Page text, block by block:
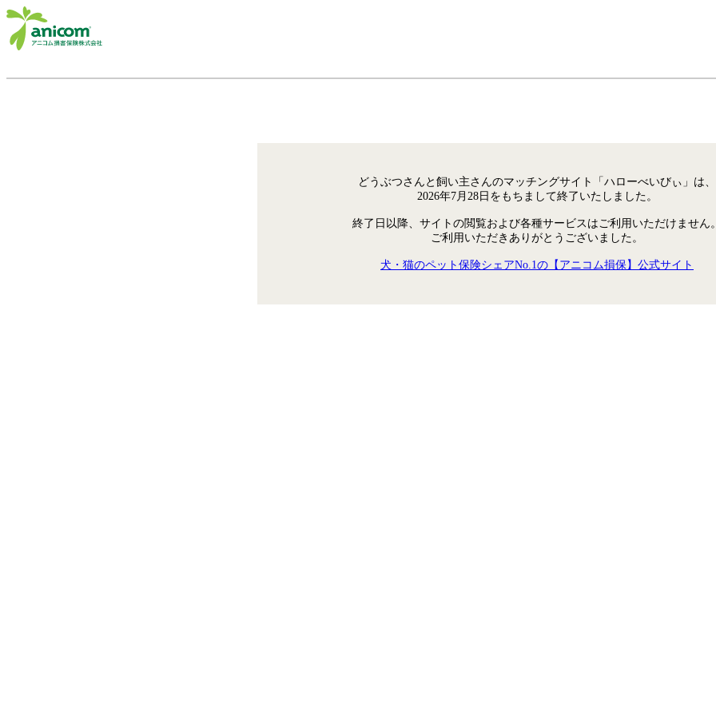
どうぶつさんと飼い主さんのマッチングサイト「ハローべいびぃ」は、
2026年7月28日をもちまして終了いたしました。
終了日以降、サイトの閲覧および各種サービスはご利用いただけません
ご利用いただきありがとうございました。
犬・猫のペット保険シェアNo.1の【アニコム損保】公式サイト